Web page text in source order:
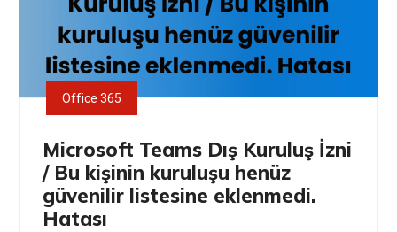
Office 365
Microsoft Teams Dış Kuruluş İzni
/ Bu kişinin kuruluşu henüz
güvenilir listesine eklenmedi.
Hatası